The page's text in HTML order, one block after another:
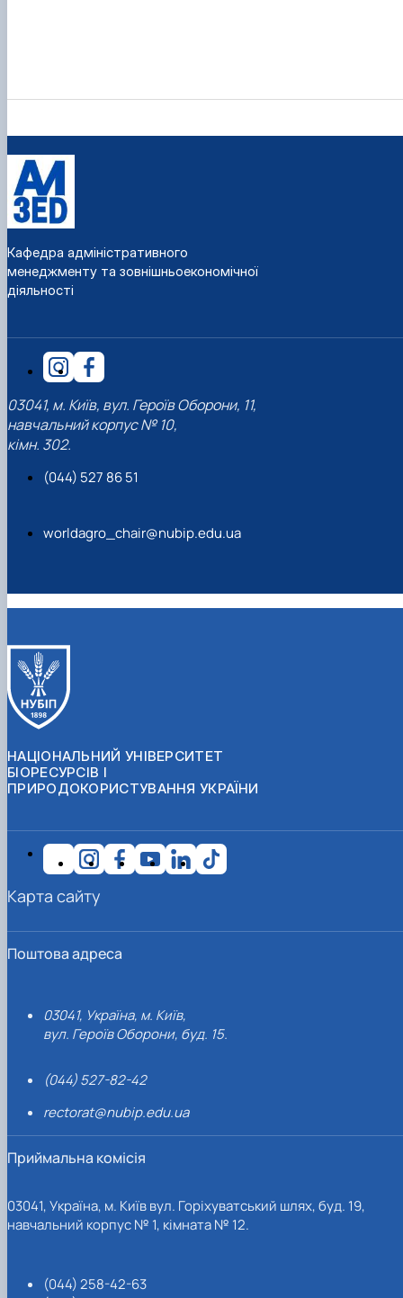
Кафедра адміністративного
менеджменту та зовнішньоекономічної
діяльності
03041, м. Київ, вул. Героїв Оборони, 11,
навчальний корпус № 10,
кімн. 302.
(044) 527 86 51
worldagro_chair@nubip.edu.ua
НАЦІОНАЛЬНИЙ УНІВЕРСИТЕТ
БІОРЕСУРСІВ І
ПРИРОДОКОРИСТУВАННЯ УКРАЇНИ
Поштова адреса
03041, Україна, м. Київ,
вул. Героїв Оборони, буд. 15.
(044) 527-82-42
rectorat@nubip.edu.ua
Приймальна комісія
03041, Україна, м. Київ вул. Горіхуватський шлях, буд. 19,
навчальний корпус № 1, кімната № 12.
(044) 258-42-63
Карта сайту